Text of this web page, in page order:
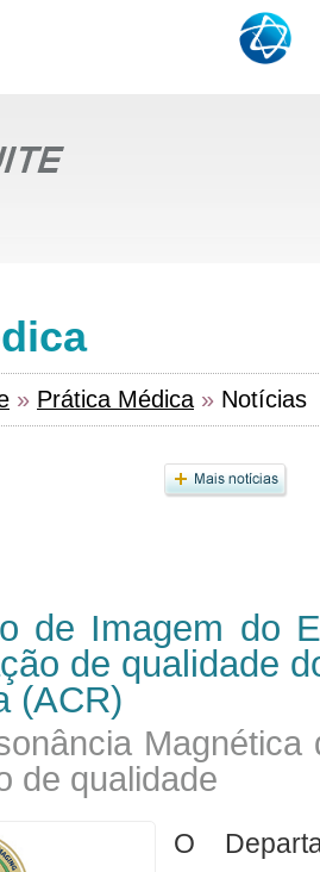
» Prática Médica » Notícias
de Imagem do
de qualidade
(ACR)
de qualidade
O